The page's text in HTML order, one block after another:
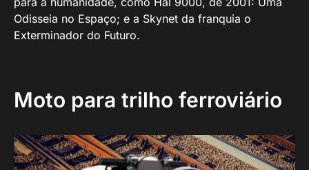
Odisseia no Espaço; e a Skynet da franquia o
Exterminador do Futuro.
Moto para trilho ferroviário